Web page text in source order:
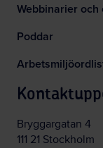
Webbinarier och
Poddar
Bryggargatan 4
111 21 Stockholm